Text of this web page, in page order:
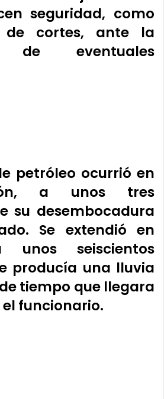
seguridad, como
de cortes, ante la
de eventuales
petróleo ocurrió en
a unos tres
su desembocadura
Se extendió en
unos seiscientos
producía una lluvia
tiempo que llegara
funcionario.